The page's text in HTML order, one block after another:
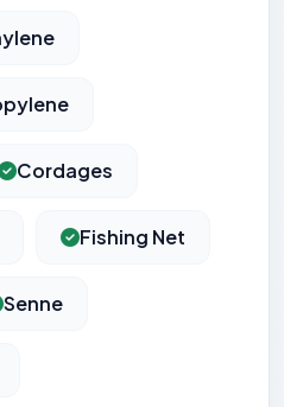
Cordages
Fishing Net
Senne